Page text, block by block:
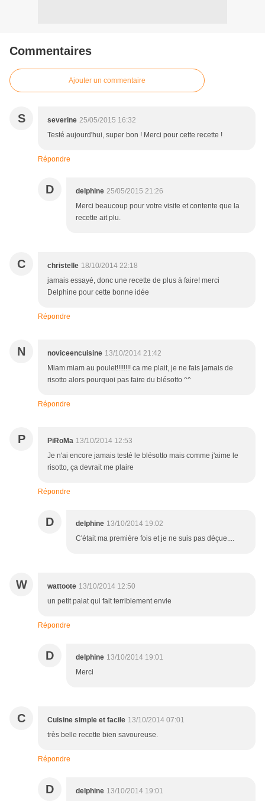
Commentaires
Ajouter un commentaire
S severine 25/05/2015 16:32
Testé aujourd'hui, super bon ! Merci pour cette recette !
Répondre
D delphine 25/05/2015 21:26
Merci beaucoup pour votre visite et contente que la
recette ait plu.
C christelle 18/10/2014 22:18
jamais essayé, donc une recette de plus à faire! merci
Delphine pour cette bonne idée
Répondre
N noviceencuisine 13/10/2014 21:42
Miam miam au poulet!!!!!!!! ca me plait, je ne fais jamais de
risotto alors pourquoi pas faire du blésotto ^^
Répondre
P PiRoMa 13/10/2014 12:53
Je n'ai encore jamais testé le blésotto mais comme j'aime le
risotto, ça devrait me plaire
Répondre
D delphine 13/10/2014 19:02
C'était ma première fois et je ne suis pas déçue....
W wattoote 13/10/2014 12:50
un petit palat qui fait terriblement envie
Répondre
D delphine 13/10/2014 19:01
Merci
C Cuisine simple et facile 13/10/2014 07:01
très belle recette bien savoureuse.
Répondre
D delphine 13/10/2014 19:01